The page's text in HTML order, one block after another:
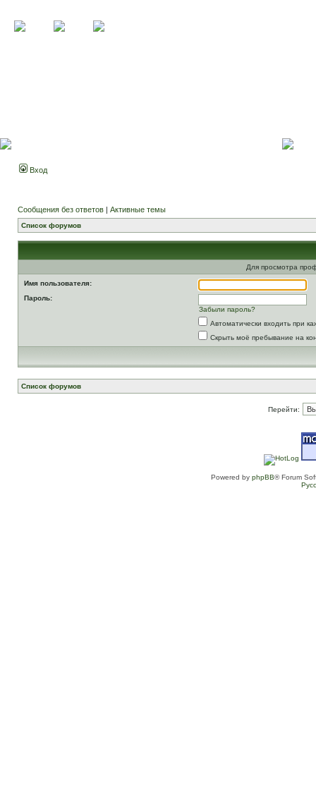
Вход
Сообщения без ответов | Активные темы
Список форумов
Для просмотра
Имя пользователя:
Пароль:
Забыли пароль?
Автоматически входить при
Скрыть моё пребывание на
Список форумов
Перейти:
Powered by phpBB® Forum